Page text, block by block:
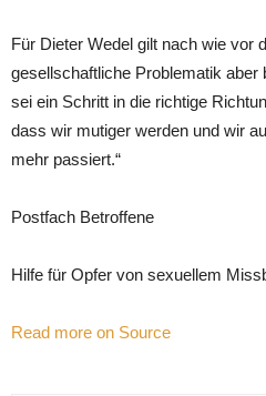
Für Dieter Wedel gilt nach wie vor
gesellschaftliche Problematik aber
sei ein Schritt in die richtige
dass wir mutiger werden und wir
mehr passiert.“
Postfach Betroffene
Hilfe für Opfer von sexuellem
Read more on Source